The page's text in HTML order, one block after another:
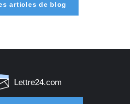
articles de blog
Lettre24.com